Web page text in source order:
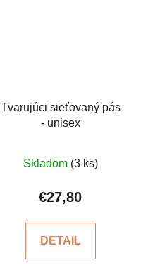
Tvarujúci sieťovaný pás
- unisex
Skladom (3 ks)
€27,80
DETAIL